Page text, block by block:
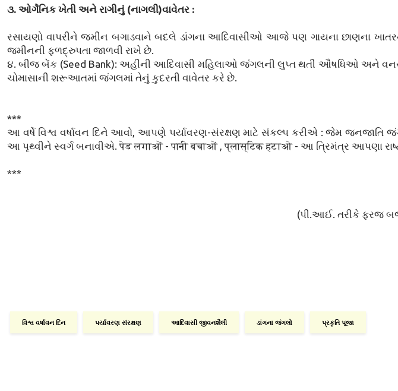
૩. ઓર્ગેનિક ખેતી અને રાગીનું (નાગલી)વાવેતર :
રસાયણો વાપરીને જમીન બગાડવાને બદલે ડાંગના આદિવાસીઓ આજે પણ ગાયના છાણના
જમીનની ફળદ્રુપતા જાળવી રાખે છે.
૪. બીજ બેંક (Seed Bank): અહીંની આદિવાસી મહિલાઓ જંગલની લુપ્ત થતી ઔષધિઓ અને
ચોમાસાની શરૂઆતમાં જંગલમાં તેનું કુદરતી વાવેતર કરે છે.
***
આ વર્ષે વિશ્વ વર્ષાવન દિને આવો, આપણે પર્યાવરણ-સંરક્ષણ માટે સંકલ્પ કરીએ : જેમ જનજાતિ
આ પૃથ્વીને સ્વર્ગ બનાવીએ. पेड लगाओं - पानी बचाओं , प्लास्टिक हटाओ - આ ત્રિમંત્ર આપણા
***
(પી.આઈ. તરીકે ફરજ
વિશ્વ વર્ષાવન દિન પર્યાવરણ સંરક્ષણ આદિવાસી જીવનશૈલી ડાંગના જંગલો પ્રકૃતિ પૂજા